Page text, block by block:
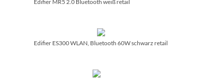
Edifier MR5 2.0 Bluetooth weiß retail
Edifier ES300 WLAN, Bluetooth 60W schwarz retail